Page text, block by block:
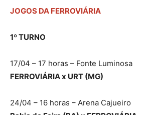
JOGOS DA FERROVIÁRIA
1º TURNO
17/04 – 17 horas – Fonte Luminosa
FERROVIÁRIA x URT (MG)
24/04 – 16 horas – Arena Cajueiro